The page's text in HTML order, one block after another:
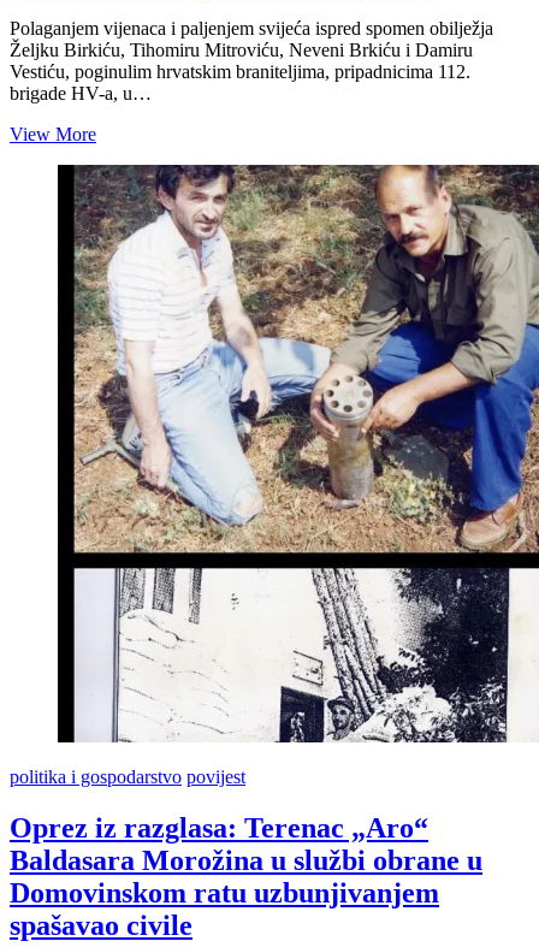
Polaganjem vijenaca i paljenjem svijeća ispred spomen obilježja
Željku Birkiću, Tihomiru Mitroviću, Neveni Brkiću i Damiru
Vestiću, poginulim hrvatskim braniteljima, pripadnicima 112.
brigade HV-a, u…
View MoreObilježena
obljetnica
pogibije:
Na
dijelu
Jadranske
magistrale
između
Pakoštana
i
Draga
3.
ožujka
1993.
poginuli
Željko
Birkić,
Tihomir
Mitrović,
Neven
Brkić
Damir
Vestić,
pripadnici
112.
brigade
HV-
politika i gospodarstvo povijest
Oprez iz razglasa: Terenac „Aro“
Baldasara Morožina u službi obrane u
Domovinskom ratu uzbunjivanjem
spašavao civile